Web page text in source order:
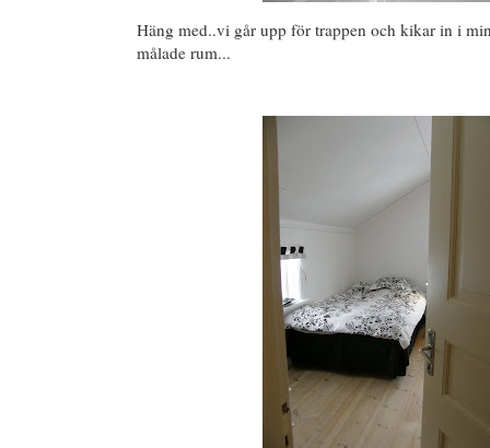
Häng med..vi går upp för trappen och kikar in i
målade rum...